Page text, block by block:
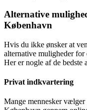
Alternative
København
Hvis du ikke ønsker at
alternative muligheder
Her er nogle af de bedste
Privat indkvartering
Mange mennesker